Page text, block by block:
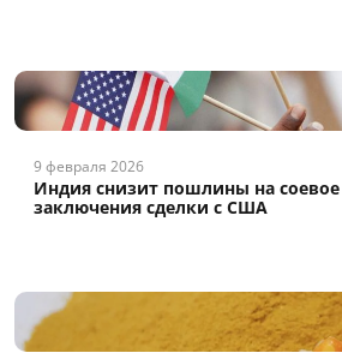
9 февраля 2026
Индия снизит пошлины на
заключения сделки с США